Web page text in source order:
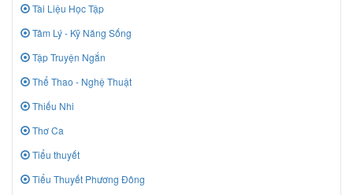
Tài Liệu Học Tập
Tâm Lý - Kỹ Năng Sống
Tập Truyện Ngắn
Thể Thao - Nghệ Thuật
Thiếu Nhi
Thơ Ca
Tiểu thuyết
Tiểu Thuyết Phương Đông